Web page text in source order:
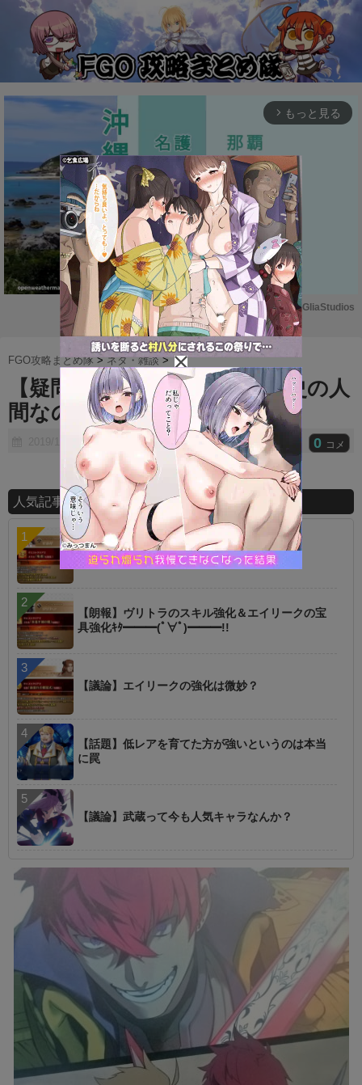
arrow_forward_ios もっと見る
M
u
t
e
Powered by GliaStudios
FGO攻略まとめ隊 >ネタ・雑談 >
【疑問】ルキウスって汎人類史の人
間なのかな？
2019/11/12 0 コメ
人気記事ランキング
【指摘】卑弥呼の強化はぶっ壊れじゃない？
【朗報】ヴリトラのスキル強化＆エイリークの宝
具強化ｷﾀ━━━(ﾟ∀ﾟ)━━━!!
【議論】エイリークの強化は微妙？
【話題】低レアを育てた方が強いというのは本当
に罠
【議論】武蔵って今も人気キャラなんか？